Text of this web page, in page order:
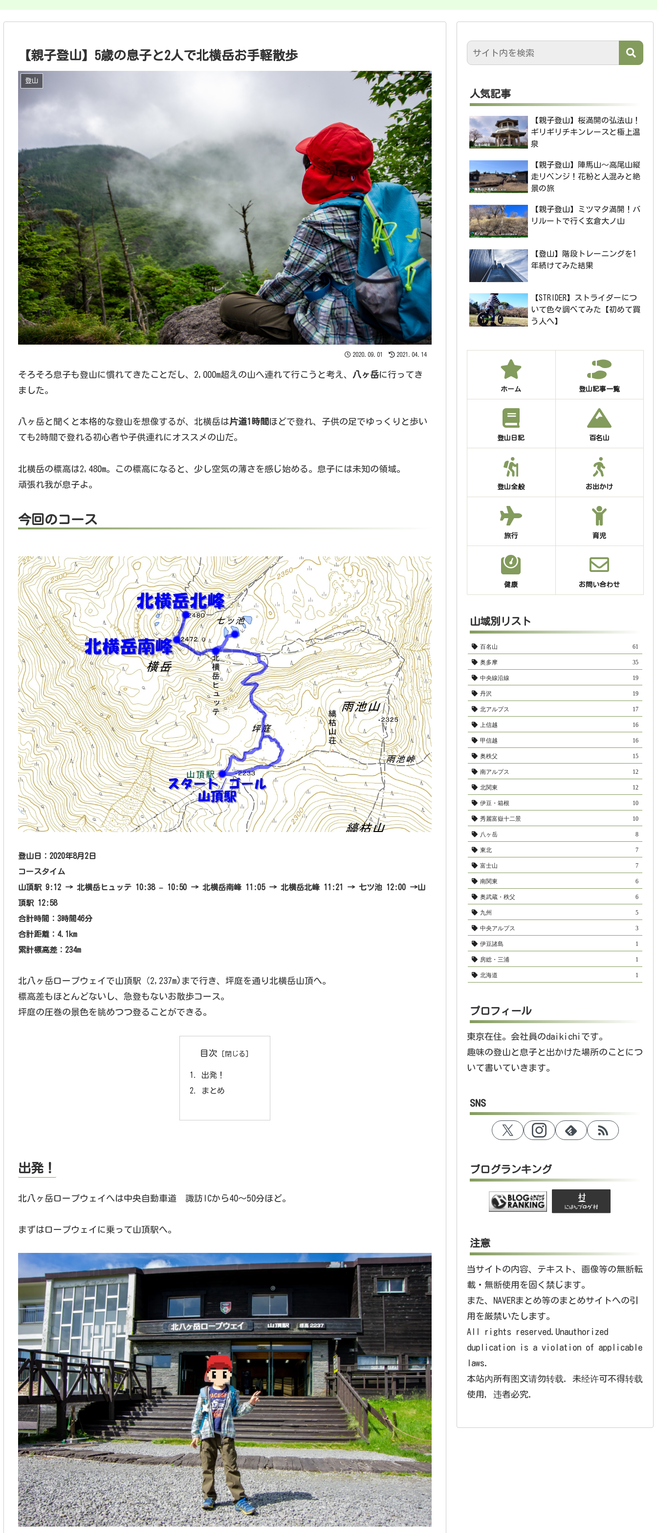
【親子登山】5歳の息子と2人で北横岳お手軽散歩
登山
2020.09.01 2021.04.14
そろそろ息子も登山に慣れてきたことだし、2,000m超えの山へ連れて行こうと考え、 八ヶ岳に行ってき
ました。
八ヶ岳と聞くと本格的な登山を想像するが、北横岳は片道1時間 ほどで登れ、子供の足でゆっくりと歩い
ても2時間で登れる初心者や子供連れにオススメの山だ。
北横岳の標高は2,480m。この標高になると、少し空気の薄さを感じ始める。息子には未知の領域。
頑張れ我が息子よ。
今回のコース
登山日：2020年8月2日
コースタイム
山頂駅 9:12 → 北横岳ヒュッテ 10:38 – 10:50 → 北横岳南峰 11:05 → 北横岳北峰 11:21 → 七ツ池 12:00 →山
頂駅 12:58
合計時間：3時間46分
合計距離：4.1 km
累計標高差：234m
北八ヶ岳ロープウェイで山頂駅（2,237m)まで行き、坪庭を通り北横岳山頂へ。
標高差もほとんどないし、急登もないお散歩コース。
坪庭の圧巻の景色を眺めつつ登ることができる。
目次
出発！
まとめ
出発！
北八ヶ岳ロープウェイへは中央自動車道 諏訪ICから40～50分ほど。
まずはロープウェイに乗って山頂駅へ。
人気記事
【親子登山】桜満開の弘法山！
ギリギリチキンレースと極上温
泉
【親子登山】陣馬山〜高尾山縦
走リベンジ！花粉と人混みと絶
景の旅
【親子登山】ミツマタ満開！バ
リルートで行く玄倉大ノ山
【登山】階段トレーニングを1
年続けてみた結果
【STRIDER】ストライダーにつ
いて色々調べてみた【初めて買
う人へ】
ホーム 登山記事一覧
登山日記 百名山
登山全般 お出かけ
旅行 育児
健康 お問い合わせ
山域別リスト
百名山 61
奥多摩 35
中央線沿線 19
丹沢 19
北アルプス 17
上信越 16
甲信越 16
奥秩父 15
南アルプス 12
北関東 12
伊豆・箱根 10
秀麗富嶽十二景 10
八ヶ岳 8
東北 7
富士山 7
南関東 6
奥武蔵・秩父 6
九州 5
中央アルプス 3
伊豆諸島 1
房総・三浦 1
北海道 1
プロフィール
東京在住。会社員のdaikichiです。
趣味の登山と息子と出かけた場所のことにつ
いて書いていきます。
SNS
ブログランキング
注意
当サイトの内容、テキスト、画像等の無断転
載・無断使用を固く禁じます。
また、NAVERまとめ等のまとめサイトへの引
用を厳禁いたします。
All rights reserved.Unauthorized
duplication is a violation of applicable
laws.
本站內所有图文请勿转载. 未经许可不得转载
使用，违者必究.